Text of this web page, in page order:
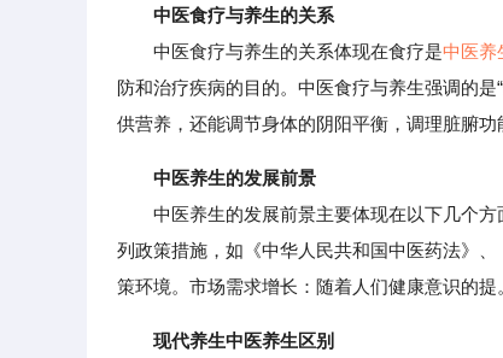
中医食疗与养生的关系
中医食疗与养生的关系体现在食疗是中医养
防和治疗疾病的目的。中医食疗与养生强调的
供营养，还能调节身体的阴阳平衡，调理脏腑功
中医养生的发展前景
中医养生的发展前景主要体现在以下几个方
列政策措施，如《中华人民共和国中医药法》
策环境。市场需求增长：随着人们健康意识的提
现代养生中医养生区别